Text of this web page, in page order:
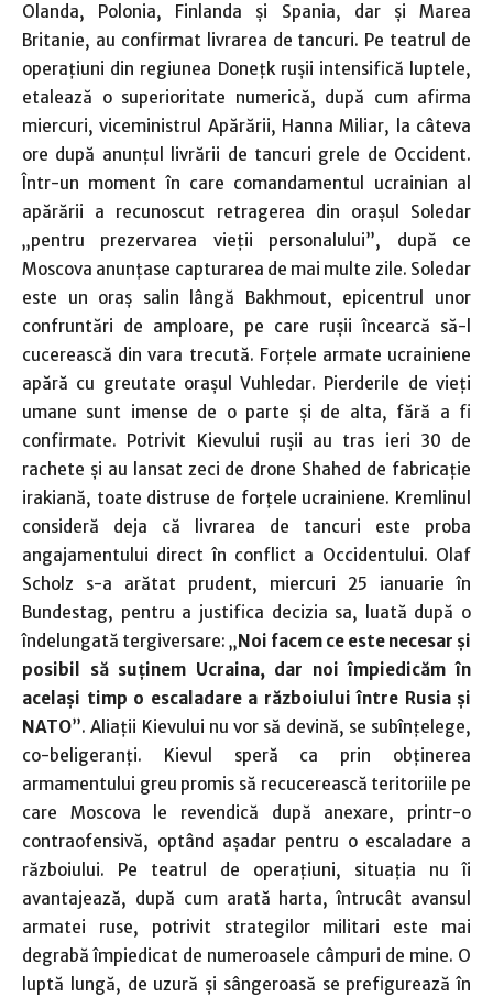
Olanda, Polonia, Finlanda şi Spania, dar şi Marea
Britanie, au confirmat livrarea de tancuri. Pe teatrul de
operaţiuni din regiunea Doneţk ruşii intensifică luptele,
etalează o superioritate numerică, după cum afirma
miercuri, viceministrul Apărării, Hanna Miliar, la câteva
ore după anunţul livrării de tancuri grele de Occident.
Într-un moment în care comandamentul ucrainian al
apărării a recunoscut retragerea din oraşul Soledar
„pentru prezervarea vieţii personalului”, după ce
Moscova anunţase capturarea de mai multe zile. Soledar
este un oraş salin lângă Bakhmout, epicentrul unor
confruntări de amploare, pe care ruşii încearcă să-l
cucerească din vara trecută. Forţele armate ucrainiene
apără cu greutate oraşul Vuhledar. Pierderile de vieţi
umane sunt imense de o parte şi de alta, fără a fi
confirmate. Potrivit Kievului ruşii au tras ieri 30 de
rachete şi au lansat zeci de drone Shahed de fabricaţie
irakiană, toate distruse de forţele ucrainiene. Kremlinul
consideră deja că livrarea de tancuri este proba
angajamentului direct în conflict a Occidentului. Olaf
Scholz s-a arătat prudent, miercuri 25 ianuarie în
Bundestag, pentru a justifica decizia sa, luată după o
îndelungată tergiversare: „ Noi facem ce este necesar şi
posibil să suţinem Ucraina, dar noi împiedicăm în
acelaşi timp o escaladare a războiului între Rusia şi
NATO”. Aliaţii Kievului nu vor să devină, se subînţelege,
co-beligeranţi. Kievul speră ca prin obţinerea
armamentului greu promis să recucerească teritoriile pe
care Moscova le revendică după anexare, printr-o
contraofensivă, optând aşadar pentru o escaladare a
războiului. Pe teatrul de operaţiuni, situaţia nu îi
avantajează, după cum arată harta, întrucât avansul
armatei ruse, potrivit strategilor militari este mai
degrabă împiedicat de numeroasele câmpuri de mine. O
luptă lungă, de uzură şi sângeroasă se prefigurează în